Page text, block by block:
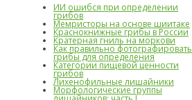
ИИ ошибся при определении
грибов
Мемристоры на основе шиитаке
Краснокнижные грибы в России
Кратерная гниль на моркови
Как правильно фотографировать
грибы для определения
Категории пищевой ценности
грибов
Лихенофильные лишайники
Морфологические группы